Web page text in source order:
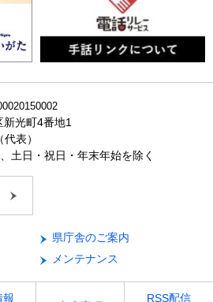
光町4番地1
表）
土日・祝日・年末年始を除く
県庁舎のご案内
メンテナンス
報 RSS配信